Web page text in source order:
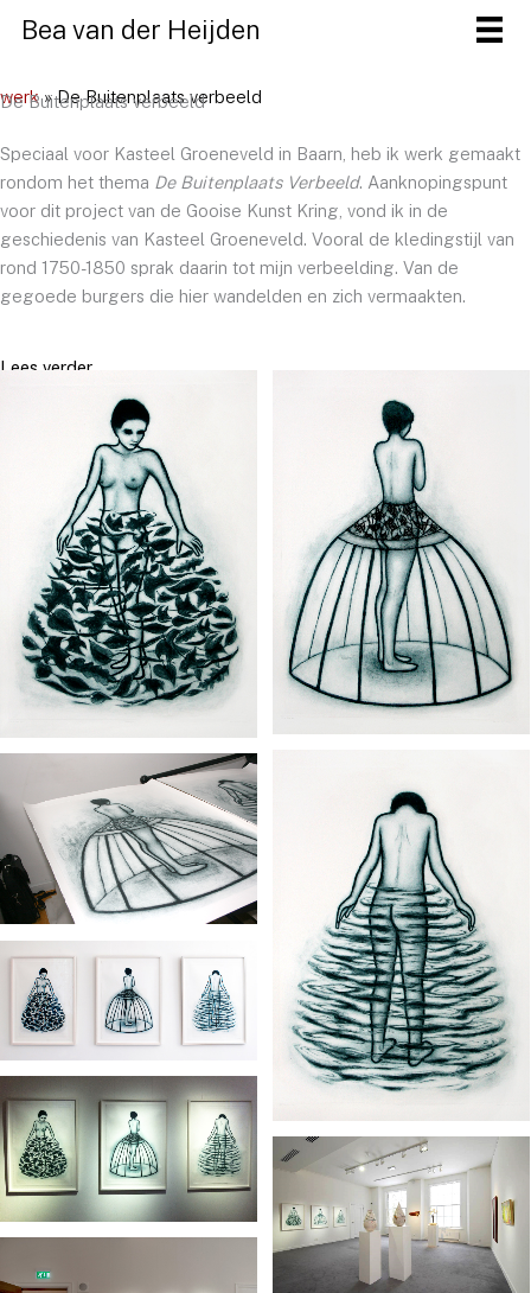
naar
inhoud
Bea van der Heijden
werk» De Buitenplaats verbeeld
De Buitenplaats verbeeld
Speciaal voor Kasteel Groeneveld in Baarn, heb ik werk gemaakt
rondom het thema De Buitenplaats Verbeeld. Aanknopingspunt
voor dit project van de Gooise Kunst Kring, vond ik in de
geschiedenis van Kasteel Groeneveld. Vooral de kledingstijl van
rond 1750-1850 sprak daarin tot mijn verbeelding. Van de
gegoede burgers die hier wandelden en zich vermaakten.
Lees verder